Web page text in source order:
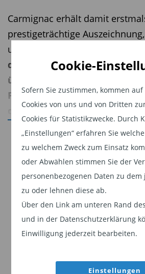
Cookie-
Sofern Sie zustimmen, kommen
Cookies von uns und von Dritten
Cookies für Statistikzwecke. Durch
„Einstellungen“ erfahren Sie
zu welchem Zweck zum Einsatz
oder Abwählen stimmen Sie der
personenbezogenen Daten zu dem
zu oder lehnen diese ab.
Über den Link am unteren Rand
und in der Datenschutzerklärung
Einwilligung jederzeit bearbeiten.
Einstellungen
Carmignac erhält damit
prestigeträchtige
und qualitative Kriterien
der Produktpalette, eine
überdurchschnittliche
Performance, ein erfahrenes
die Qualität des
Die Auszeichnung würdigt den
Investmentansatz von
Fähigkeit, über alle
hinweg Ergebnisse zu erzielen,
Kundenerfahrung stets im
Unsere oberste Priorität ist es,
robustem Aufbau anzubieten
Jetzt
Dieser Inhalt ist für
bestimmt. Mit Klick auf
Sie, dass Sie ein
und stimmen unserer
zu.
Weiter